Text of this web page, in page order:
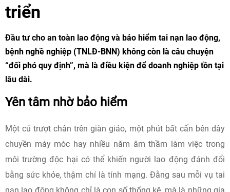
triển
Đầu tư cho an toàn lao động và bảo hiểm tai nạn lao động,
bệnh nghề nghiệp (TNLĐ-BNN) không còn là câu chuyện
“đối phó quy định”, mà là điều kiện để doanh nghiệp tồn tại
lâu dài.
Yên tâm nhờ bảo hiểm
Một cú trượt chân trên giàn giáo, một phút bất cẩn bên dây
chuyền máy móc hay nhiều năm âm thầm làm việc trong
môi trường độc hại có thể khiến người lao động đánh đổi
bằng sức khỏe, thậm chí là tính mạng. Đằng sau mỗi vụ tai